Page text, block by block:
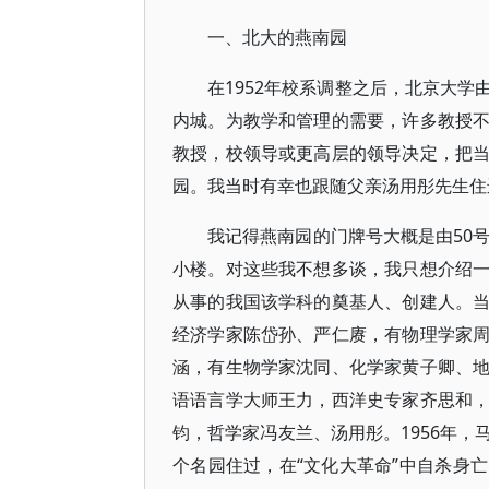
一、北大的燕南园
在1952年校系调整之后，北京大学
内城。为教学和管理的需要，许多教授
教授，校领导或更高层的领导决定，把
园。我当时有幸也跟随父亲汤用彤先生
我记得燕南园的门牌号大概是由50
小楼。对这些我不想多谈，我只想介绍
从事的我国该学科的奠基人、创建人。
经济学家陈岱孙、严仁赓，有物理学家
涵，有生物学家沈同、化学家黄子卿、
语语言学大师王力，西洋史专家齐思和
钧，哲学家冯友兰、汤用彤。1956年，
个名园住过，在“文化大革命”中自杀身